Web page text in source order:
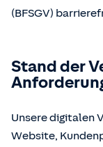
(BFSGV)
Stand der
Unsere digitalen
Website,